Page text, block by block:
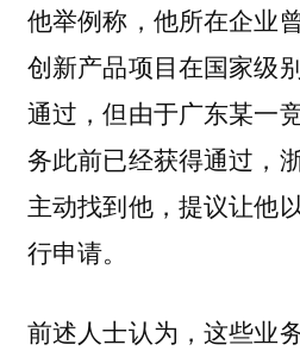
他举例称，他所在企业
创新产品项目在国家级
通过，但由于广东某一
务此前已经获得通过，
主动找到他，提议让他
行申请。
前述人士认为，这些业